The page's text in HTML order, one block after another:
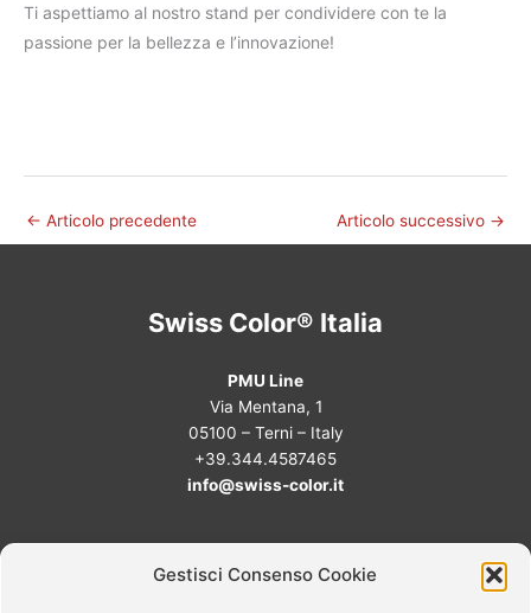
Gestisci Consenso Cookie
Ti aspettiamo al nostro stand per condividere con te la
passione per la bellezza e l’innovazione!
← Articolo precedente Articolo successivo →
Swiss Color® Italia
PMU Line
Via Mentana, 1
05100 – Terni – Italy
+39.344.4587465
info@swiss-color.it
Termini e condizioni